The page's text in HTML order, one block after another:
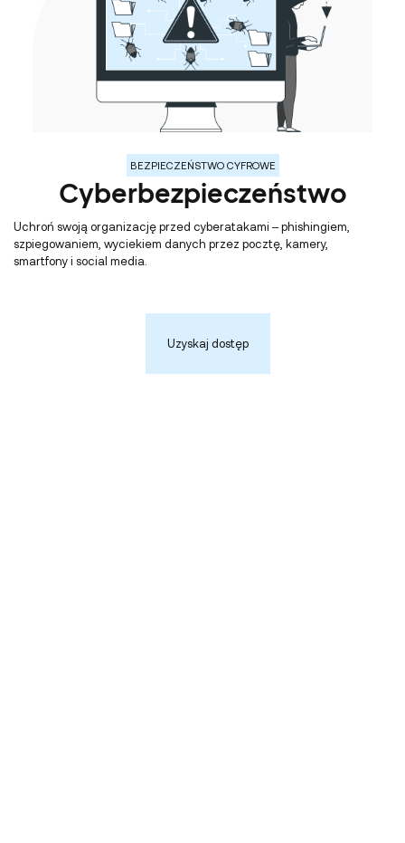
BEZPIECZEŃSTWO CYFROWE
Cyberbezpieczeństwo
Uchroń swoją organizację przed cyberatakami – phishingiem,
szpiegowaniem, wyciekiem danych przez pocztę, kamery,
smartfony i social media.
Uzyskaj dostęp